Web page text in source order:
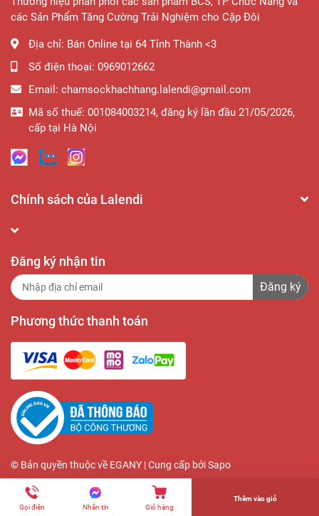
các Sản Phẩm Tăng Cường Trải Nghiệm cho Cặp Đôi
Địa chỉ: Bán Online tại 64 Tỉnh Thành <3
Số điện thoại: 0969012662
Email: chamsockhachhang.lalendi@gmail.com
Mã số thuế: 001084003214, đăng ký lần đầu 21/05/2026,
cấp tại Hà Nội
Chính sách của Lalendi
Đăng ký nhận tin
Đăng ký
Phương thức thanh toán
© Bản quyền thuộc về EGANY | Cung cấp bởiSapo
Gọi điện Nhắn tin Giỏ hàng
Thêm vào giỏ